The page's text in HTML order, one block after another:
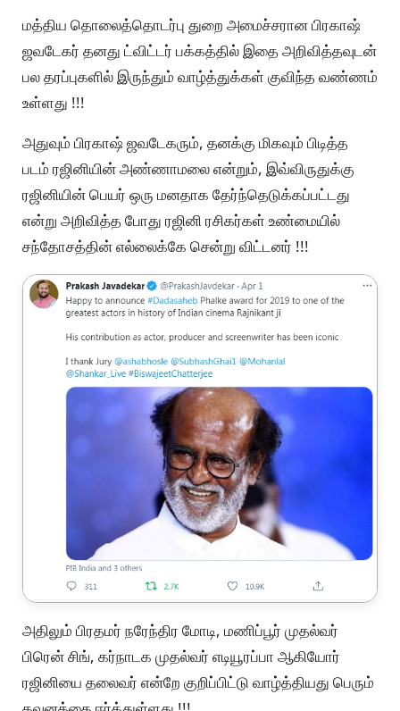
மத்திய தொலைத்தொடர்பு துறை அமைச்சரான பிரகாஷ்
ஜவடேகர் தனது ட்விட்டர் பக்கத்தில் இதை அறிவித்தவுடன்
பல தரப்புகளில் இருந்தும் வாழ்த்துக்கள் குவிந்த வண்ணம்
உள்ளது !!!
அதுவும் பிரகாஷ் ஜவடேகரும், தனக்கு மிகவும் பிடித்த
படம் ரஜினியின் அண்ணாமலை என்றும், இவ்விருதுக்கு
ரஜினியின் பெயர் ஒரு மனதாக தேர்ந்தெடுக்கப்பட்டது
என்று அறிவித்த போது ரஜினி ரசிகர்கள் உண்மையில்
சந்தோசத்தின் எல்லைக்கே சென்று விட்டனர் !!!
அதிலும் பிரதமர் நரேந்திர மோடி, மணிப்பூர் முதல்வர்
பிரென் சிங், கர்நாடக முதல்வர் எடியூரப்பா ஆகியோர்
ரஜினியை தலைவர் என்றே குறிப்பிட்டு வாழ்த்தியது பெரும்